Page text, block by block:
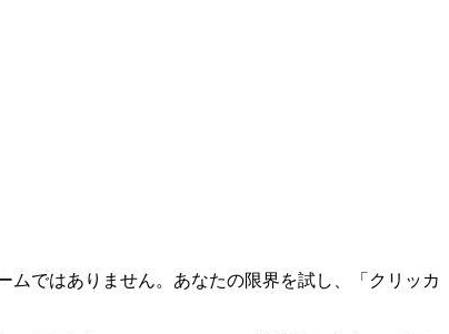
ムではありません。あなたの限界を試し、「クリッカ